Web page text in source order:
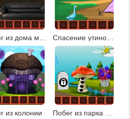
Спасение утиной семьи: эпизод 1
из колонии